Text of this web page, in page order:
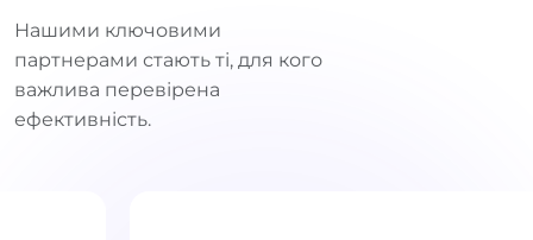
Нашими ключовими
партнерами стають ті, для кого
важлива перевірена
ефективність.